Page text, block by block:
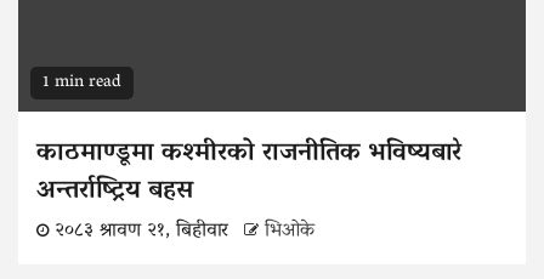
1 min read
काठमाण्डूमा कश्मीरको राजनीतिक भविष्यबारे
अन्तर्राष्ट्रिय बहस
२०८३ श्रावण २१, बिहीवार भिओके